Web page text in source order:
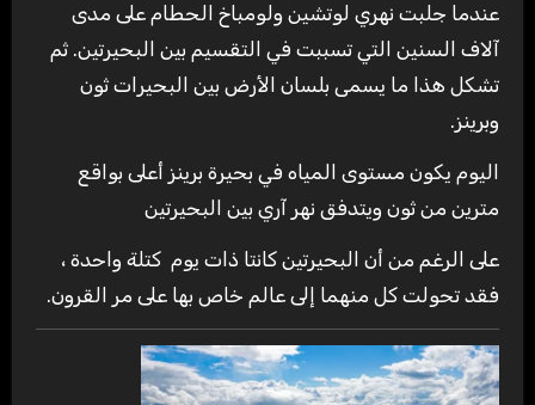
عندما جلبت نهري لوتشين ولومباخ الحطام على مدى
آلاف السنين التي تسببت في التقسيم بين البحيرتين. ثم
تشكل هذا ما يسمى بلسان الأرض بين البحيرات ثون
وبرينز.
اليوم يكون مستوى المياه في بحيرة برينز أعلى بواقع
مترين من ثون ويتدفق نهر آري بين البحيرتين
على الرغم من أن البحيرتين كانتا ذات يوم كتلة واحدة ،
فقد تحولت كل منهما إلى عالم خاص بها على مر القرون.